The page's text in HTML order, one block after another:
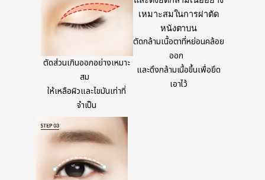
ตัดส่วนเกินออกอย่างเหมาะ
สม
ให้เหลือผิวและไขมันเท่าที่
จำเป็น
ตัดกล้ามเนื้อตาที่หย่อนคล้อย
ออก
และดึงกล้ามเนื้อขึ้นเพื่อยึด
เอาไว้